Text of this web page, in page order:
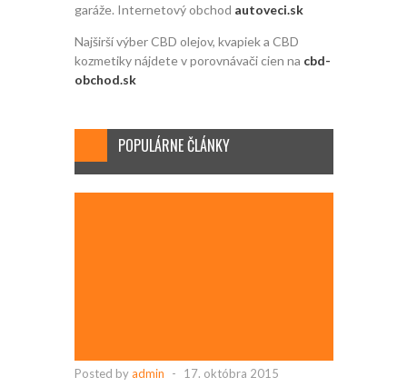
garáže. Internetový obchod autoveci.sk
Najširší výber CBD olejov, kvapiek a CBD
kozmetiky nájdete v porovnávači cien na cbd-
obchod.sk
POPULÁRNE ČLÁNKY
Posted byadmin - 17. októbra 2015